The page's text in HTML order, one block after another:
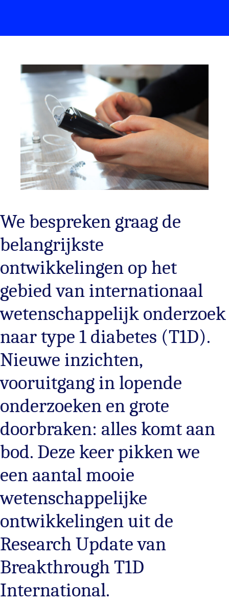
We bespreken graag de
belangrijkste
ontwikkelingen op het
gebied van internationaal
wetenschappelijk onderzoek
naar type 1 diabetes (T1D).
Nieuwe inzichten,
vooruitgang in lopende
onderzoeken en grote
doorbraken: alles komt aan
bod. Deze keer pikken we
een aantal mooie
wetenschappelijke
ontwikkelingen uit de
Research Update van
Breakthrough T1D
International.